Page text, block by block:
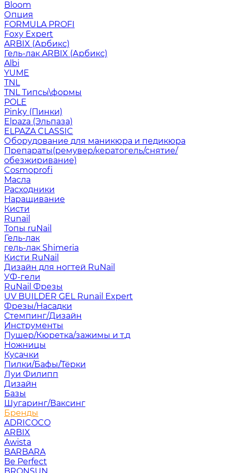
Bloom
Опция
FORMULA PROFI
Foxy Expert
ARBIX (Арбикс)
Гель-лак ARBIX (Арбикс)
Albi
YUME
TNL
TNL Типсы\формы
POLE
Pinky (Пинки)
Elpaza (Эльпаза)
ELPAZA CLASSIC
Оборудование для маникюра и педикюра
Препараты(ремувер/кератогель/снятие/
обезжиривание)
Cosmoprofi
Масла
Расходники
Наращивание
Кисти
Runail
Топы ruNail
Гель-лак
гель-лак Shimeria
Кисти RuNail
Дизайн для ногтей RuNail
УФ-гели
RuNail Фрезы
UV BUILDER GEL Runail Expert
Фрезы/Насадки
Стемпинг/Дизайн
Инструменты
Пушер/Кюретка/зажимы и т.д
Ножницы
Кусачки
Пилки/Бафы/Тёрки
Луи Филипп
Дизайн
Базы
Шугаринг/Ваксинг
Бренды
ADRICOCO
ARBIX
Awista
BARBARA
Be Perfect